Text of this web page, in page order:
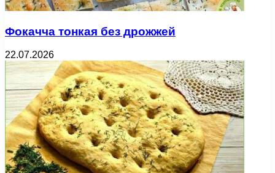
Фокачча тонкая без дрожжей
22.07.2026